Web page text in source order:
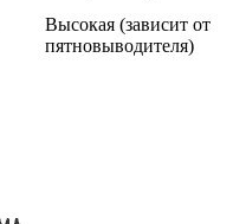
Высокая (зависит от
пятновыводителя)